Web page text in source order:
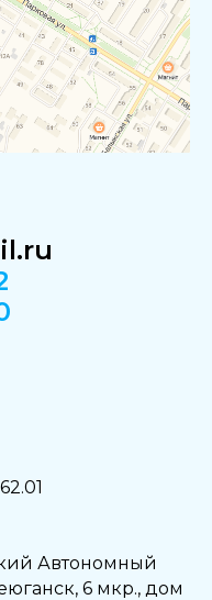
Автономный
6 мкр., дом